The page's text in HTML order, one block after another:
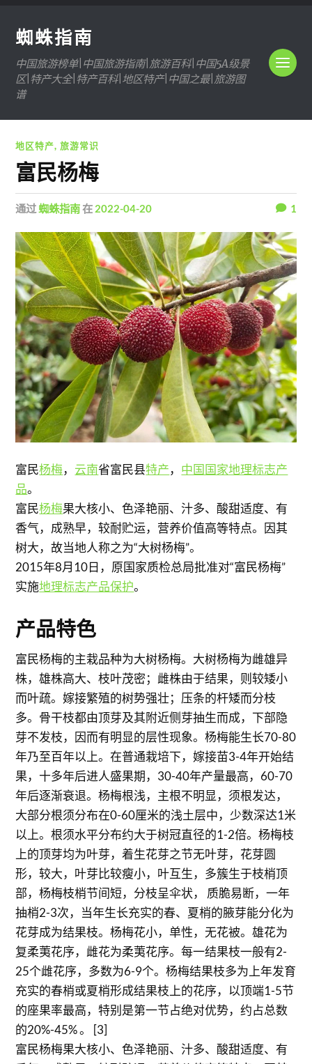
蜘蛛指南
中国旅游榜单|中国旅游指南|旅游百科|中国5A级景
区|特产大全|特产百科|地区特产|中国之最|旅游图
谱
地区特产,旅游常识
富民杨梅
通过蜘蛛指南在 2022-04-20 1
富民杨梅， 云南省富民县特产， 中国国家地理标志产
品。
富民杨梅果大核小、色泽艳丽、汁多、酸甜适度、有
香气，成熟早，较耐贮运，营养价值高等特点。因其
树大，故当地人称之为“大树杨梅”。
2015年8月10日，原国家质检总局批准对“富民杨梅”
实施地理标志产品保护。
产品特色
富民杨梅的主栽品种为大树杨梅。大树杨梅为雌雄异
株，雄株高大、枝叶茂密；雌株由于结果，则较矮小
而叶疏。嫁接繁殖的树势强壮；压条的杆矮而分枝
多。骨干枝都由顶芽及其附近侧芽抽生而成，下部隐
芽不发枝，因而有明显的层性现象。杨梅能生长70-80
年乃至百年以上。在普通栽培下，嫁接苗3-4年开始结
果，十多年后进人盛果期，30-40年产量最高，60-70
年后逐渐衰退。杨梅根浅，主根不明显，须根发达，
大部分根须分布在0-60厘米的浅土层中，少数深达1米
以上。根须水平分布约大于树冠直径的1-2倍。杨梅枝
上的顶芽均为叶芽，着生花芽之节无叶芽，花芽圆
形，较大，叶芽比较瘦小，叶互生，多簇生于枝梢顶
部，杨梅枝梢节间短，分枝呈伞状， 质脆易断，一年
抽梢2-3次，当年生长充实的春、夏梢的腋芽能分化为
花芽成为结果枝。杨梅花小，单性，无花被。雄花为
复柔荑花序，雌花为柔荑花序。每一结果枝一般有2-
25个雌花序，多数为6-9个。杨梅结果枝多为上年发育
充实的春梢或夏梢形成结果枝上的花序，以顶端1-5节
的座果率最高，特别是第一节占绝对优势，约占总数
的20%-45% 。 [3]
富民杨梅果大核小、色泽艳丽、汁多、酸甜适度、有